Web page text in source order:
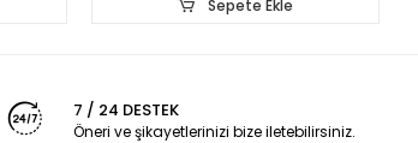
Sepete Ekle
7 / 24 DESTEK
Öneri ve şikayetlerinizi bize iletebilirsiniz.